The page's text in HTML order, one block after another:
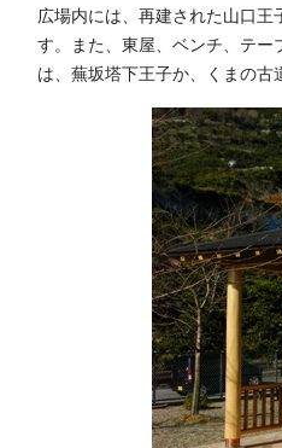
広場内には、再建された山口
す。また、東屋、ベンチ、テ
は、蕪坂塔下王子か、くまの